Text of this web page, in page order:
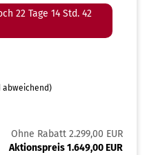
22 Tage 14 Std. 42
abweichend)
Ohne Rabatt 2.299,00 EUR
Aktionspreis 1.649,00 EUR